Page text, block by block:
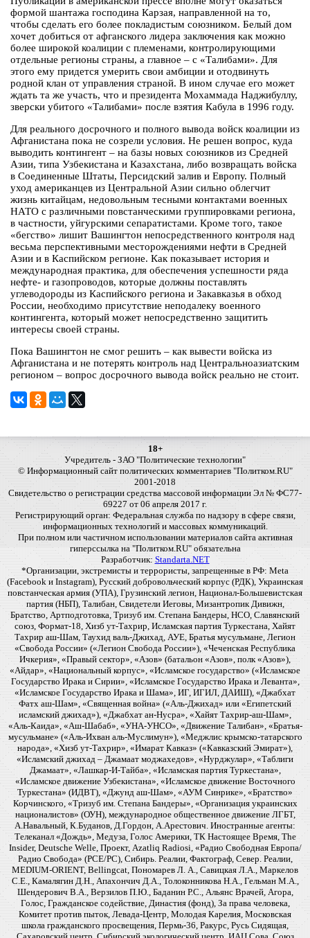
формой шантажа господина Карзая, направленной на то,
чтобы сделать его более покладистым союзником. Белый дом
хочет добиться от афганского лидера заключения как можно
более широкой коалиции с племенами, контролирующими
отдельные регионы страны, а главное – с «Талибами». Для
этого ему придется умерить свои амбиции и отодвинуть
родной клан от управления страной. В ином случае его может
ждать та же участь, что и президента Мохаммада Наджибуллу,
зверски убитого «Талибами» после взятия Кабула в 1996 году.
Для реального досрочного и полного вывода войск коалиции из
Афганистана пока не созрели условия. Не решен вопрос, куда
выводить контингент – на базы новых союзников из Средней
Азии, типа Узбекистана и Казахстана, либо возвращать войска
в Соединенные Штаты, Персидский залив и Европу. Полный
уход американцев из Центральной Азии сильно облегчит
жизнь китайцам, недовольным тесными контактами военных
НАТО с различными повстанческими группировками региона,
в частности, уйгурскими сепаратистами. Кроме того, такое
«бегство» лишит Вашингтон непосредственного контроля над
весьма перспективными месторождениями нефти в Средней
Азии и в Каспийском регионе. Как показывает история и
международная практика, для обеспечения успешности ряда
нефте- и газопроводов, которые должны поставлять
углеводороды из Каспийского региона и Закавказья в обход
России, необходимо присутствие неподалеку военного
контингента, который может непосредственно защитить
интересы своей страны.
Пока Вашингтон не смог решить – как вывести войска из
Афганистана и не потерять контроль над Центральноазиатским
регионом – вопрос досрочного вывода войск реально не стоит.
18+
Учредитель - ЗАО "Политические технологии"
© Информационный сайт политических комментариев "Политком.RU"
2001-2018
Свидетельство о регистрации средства массовой информации Эл № ФС77-
69227 от 06 апреля 2017 г.
Регистрирующий орган: Федеральная служба по надзору в сфере связи,
информационных технологий и массовых коммуникаций.
При полном или частичном использовании материалов сайта активная
гиперссылка на "Политком.RU" обязательна
Разработчик: Standarta.NET
*Организации, экстремисты и террористы, запрещенные в РФ: Meta
(Facebook и Instagram), Русский добровольческий корпус (РДК), Украинская
повстанческая армия (УПА), Грузинский легион, Национал-Большевистская
партия (НБП), Талибан, Свидетели Иеговы, Мизантропик Дивижн,
Братство, Артподготовка, Тризуб им. Степана Бандеры, НСО, Славянский
союз, Формат-18, Хизб ут-Тахрир, Исламская партия Туркестана, Хайят
Тахрир аш-Шам, Таухид валь-Джихад, АУЕ, Братья мусульмане, Легион
«Свобода России» («Легион Свобода России»), «Чеченская Республика
Ичкерия», «Правый сектор», «Азов» (батальон «Азов», полк «Азов»),
«Айдар», «Национальный корпус», «Исламское государство» («Исламское
Государство Ирака и Сирии», «Исламское Государство Ирака и Леванта»,
«Исламское Государство Ирака и Шама», ИГ, ИГИЛ, ДАИШ), «Джабхат
Фатх аш-Шам», «Священная война» («Аль-Джихад» или «Египетский
исламский джихад»), «Джабхат ан-Нусра», «Хайят Тахрир-аш-Шам»,
«Аль-Каида», «Аш-Шабаб», «УНА-УНСО», «Движение Талибан», «Братья-
мусульмане» («Аль-Ихван аль-Муслимун»), «Меджлис крымско-татарского
народа», «Хизб ут-Тахрир», «Имарат Кавказ» («Кавказский Эмират»),
«Исламский джихад – Джамаат моджахедов», «Нурджулар», «Таблиги
Джамаат», «Лашкар-И-Тайба», «Исламская партия Туркестана»,
«Исламское движение Узбекистана», «Исламское движение Восточного
Туркестана» (ИДВТ), «Джунд аш-Шам», «АУМ Синрике», «Братство»
Корчинского, «Тризуб им. Степана Бандеры», «Организация украинских
националистов» (ОУН), международное общественное движение ЛГБТ,
А.Навальный, К.Буданов, Д.Гордон, А.Арестович. Иностранные агенты:
Телеканал «Дождь», Медуза, Голос Америки, ТК Настоящее Время, The
Insider, Deutsche Welle, Проект, Azatliq Radiosi, «Радио Свободная Европа/
Радио Свобода» (PCE/PC), Сибирь. Реалии, Фактограф, Север. Реалии,
MEDIUM-ORIENT, Bellingcat, Пономарев Л. А., Савицкая Л.А., Маркелов
С.Е., Камалягин Д.Н., Апахончич Д.А., Толоконникова Н.А., Гельман М.А.,
Шендерович В.А., Верзилов П.Ю., Баданин Р.С., Альянс Врачей, Агора,
Голос, Гражданское содействие, Династия (фонд), За права человека,
Комитет против пыток, Левада-Центр, Молодая Карелия, Московская
школа гражданского просвещения, Пермь-36, Ракурс, Русь Сидящая,